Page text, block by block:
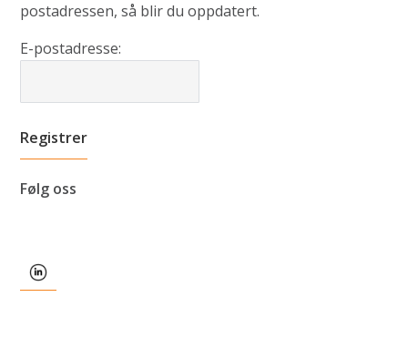
postadressen, så blir du oppdatert.
E-postadresse:
Følg oss